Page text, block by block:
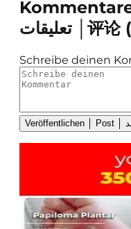
تعليقات │评论(
Schreibe deinen